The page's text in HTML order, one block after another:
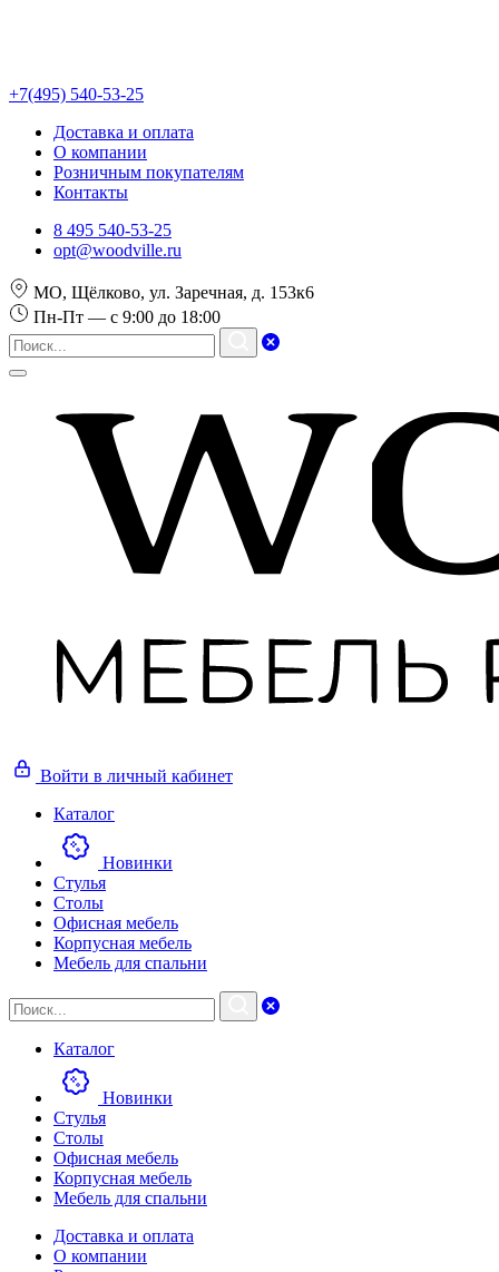
+7(495) 540-53-25
Доставка и оплата
О компании
Розничным покупателям
Контакты
8 495 540-53-25
opt@woodville.ru
МО, Щёлково, ул. Заречная, д. 153к6
Пн-Пт — с 9:00 до 18:00
Войти в личный кабинет
Каталог
Новинки
Стулья
Столы
Офисная мебель
Корпусная мебель
Мебель для спальни
Каталог
Новинки
Стулья
Столы
Офисная мебель
Корпусная мебель
Мебель для спальни
Доставка и оплата
О компании